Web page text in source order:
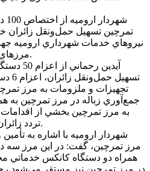
تمرچين تسهيل حمل‌ونقل زائران
نيروهاي خدمات شهرداري اروميه
مرزهاي مهران و تمرچين اعزام شدند.
آيدين
جمع‌آوري زباله در مرز تمرچين به
به مرز تمرچين بخشي از
تردد زائران در اربعين حسيني عنوان کرد.
مرز تمرچين، گفت: در اين مرز سه
همراه دو دستگاه کانکس
در مرز تمرچين نيز مستقر